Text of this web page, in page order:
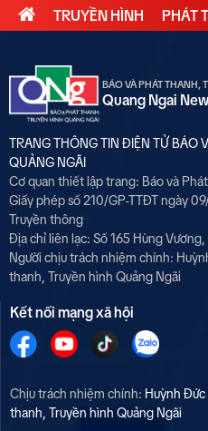
TRUYỀN HÌNH PHÁT
BÁO VÀ PHÁT THANH,
Quang Ngai
TRANG THÔNG TIN ĐIỆN TỬ BÁO
QUẢNG NGÃI
Cơ quan thiết lập trang: Báo và
Giấy phép số 210/GP-TTĐT ngày
Truyền thông
Địa chỉ liên lạc: Số 165 Hùng
Người chịu trách nhiệm chính:
thanh, Truyền hình Quảng Ngãi
Kết nối mạng xã hội
Chịu trách nhiệm chính: Huỳnh
thanh, Truyền hình Quảng Ngãi